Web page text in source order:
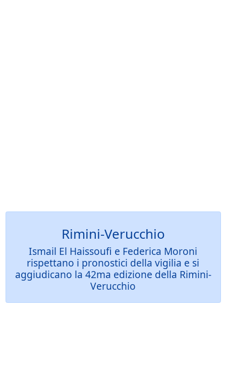
Rimini-Verucchio
Ismail El Haissoufi e Federica Moroni
rispettano i pronostici della vigilia e si
aggiudicano la 42ma edizione della Rimini-
Verucchio